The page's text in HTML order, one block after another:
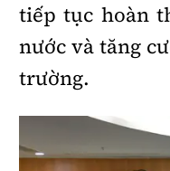
sống Văn
Văn
tiếp tục hoàn
nước và tăng
trường.